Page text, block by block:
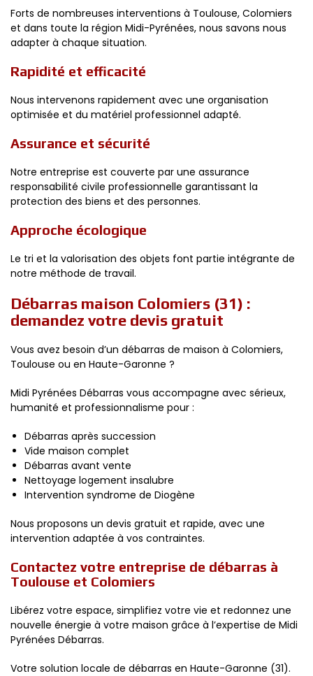
Forts de nombreuses interventions à Toulouse, Colomiers
et dans toute la région Midi-Pyrénées, nous savons nous
adapter à chaque situation.
Rapidité et efficacité
Nous intervenons rapidement avec une organisation
optimisée et du matériel professionnel adapté.
Assurance et sécurité
Notre entreprise est couverte par une assurance
responsabilité civile professionnelle garantissant la
protection des biens et des personnes.
Approche écologique
Le tri et la valorisation des objets font partie intégrante de
notre méthode de travail.
Débarras maison Colomiers (31) :
demandez votre devis gratuit
Vous avez besoin d’un débarras de maison à Colomiers,
Toulouse ou en Haute-Garonne ?
Midi Pyrénées Débarras vous accompagne avec sérieux,
humanité et professionnalisme pour :
Débarras après succession
Vide maison complet
Débarras avant vente
Nettoyage logement insalubre
Intervention syndrome de Diogène
Nous proposons un devis gratuit et rapide, avec une
intervention adaptée à vos contraintes.
Contactez votre entreprise de débarras à
Toulouse et Colomiers
Libérez votre espace, simplifiez votre vie et redonnez une
nouvelle énergie à votre maison grâce à l’expertise de Midi
Pyrénées Débarras.
Votre solution locale de débarras en Haute-Garonne (31).